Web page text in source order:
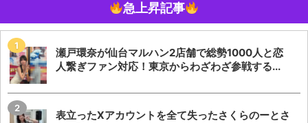
急上昇記事
瀬戸環奈が仙台マルハン2店舗で総勢1000人と恋
人繋ぎファン対応！東京からわざわざ参戦する...
表立ったXアカウントを全て失ったさくらのーとさ